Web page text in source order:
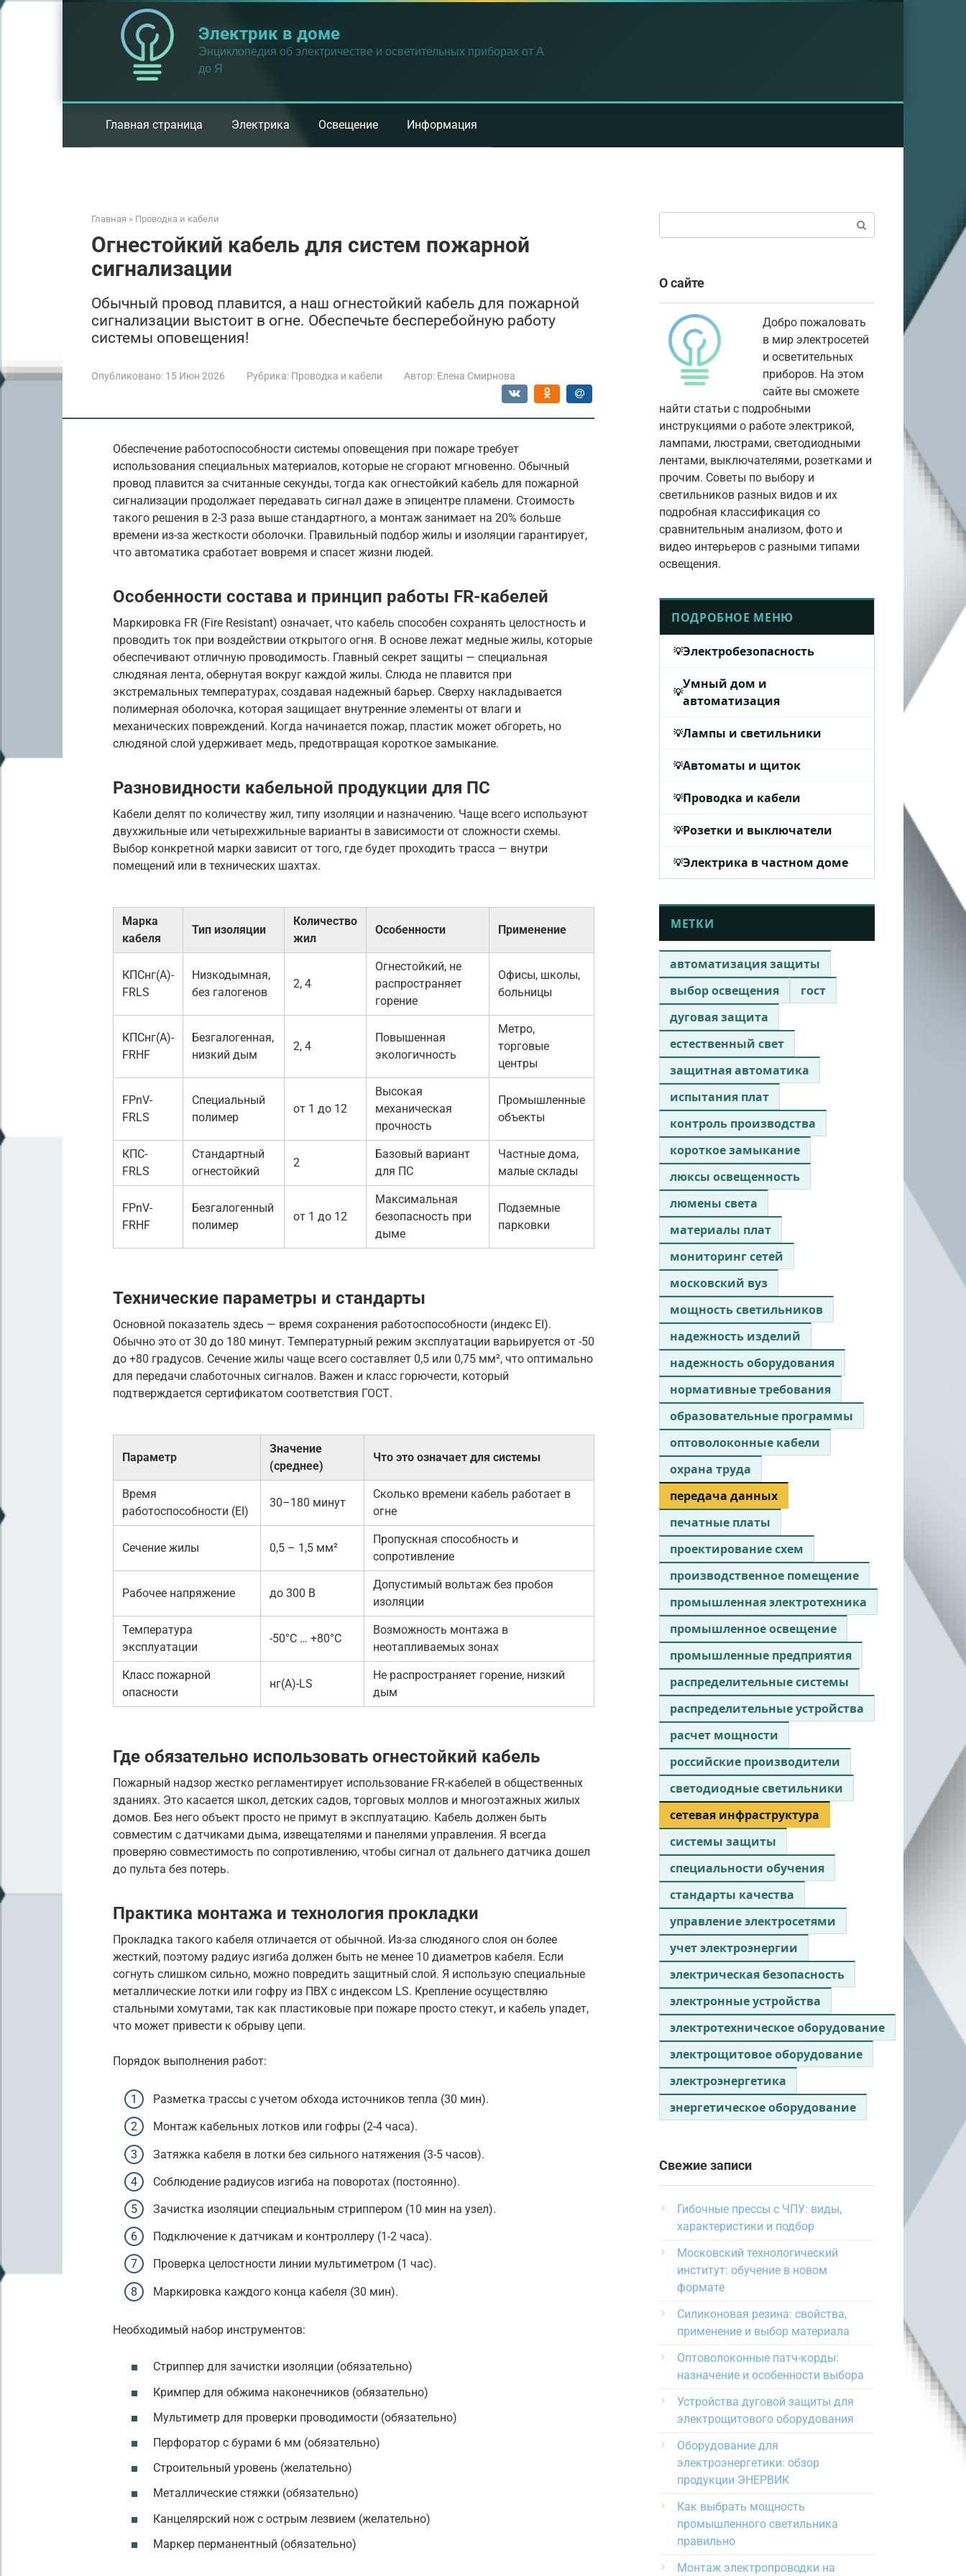
Перейти
Электрик в доме
Энциклопедия об электричестве и осветительных приборах от А
до Я
Главная страница Электрика Освещение Информация
Главная » Проводка и кабели
Огнестойкий кабель для систем пожарной
сигнализации
Обычный провод плавится, а наш огнестойкий кабель для пожарной
сигнализации выстоит в огне. Обеспечьте бесперебойную работу
системы оповещения!
Опубликовано: 15 Июн 2026 Рубрика: Проводка и кабели Автор: Елена Смирнова
Обеспечение работоспособности системы оповещения при пожаре требует
использования специальных материалов, которые не сгорают мгновенно. Обычный
провод плавится за считанные секунды, тогда как огнестойкий кабель для пожарной
сигнализации продолжает передавать сигнал даже в эпицентре пламени. Стоимость
такого решения в 2-3 раза выше стандартного, а монтаж занимает на 20% больше
времени из-за жесткости оболочки. Правильный подбор жилы и изоляции гарантирует,
что автоматика сработает вовремя и спасет жизни людей.
Особенности состава и принцип работы FR-кабелей
Маркировка FR (Fire Resistant) означает, что кабель способен сохранять целостность и
проводить ток при воздействии открытого огня. В основе лежат медные жилы, которые
обеспечивают отличную проводимость. Главный секрет защиты — специальная
слюдяная лента, обернутая вокруг каждой жилы. Слюда не плавится при
экстремальных температурах, создавая надежный барьер. Сверху накладывается
полимерная оболочка, которая защищает внутренние элементы от влаги и
механических повреждений. Когда начинается пожар, пластик может обгореть, но
слюдяной слой удерживает медь, предотвращая короткое замыкание.
Разновидности кабельной продукции для ПС
Кабели делят по количеству жил, типу изоляции и назначению. Чаще всего используют
двухжильные или четырехжильные варианты в зависимости от сложности схемы.
Выбор конкретной марки зависит от того, где будет проходить трасса — внутри
помещений или в технических шахтах.
Марка
кабеля
Тип изоляции
Количество
жил
Особенности Применение
КПСнг(А)-
FRLS
Низкодымная,
без галогенов
2, 4
Огнестойкий, не
распространяет
горение
Офисы, школы,
больницы
КПСнг(А)-
FRHF
Безгалогенная,
низкий дым
2, 4
Повышенная
экологичность
Метро,
торговые
центры
FPnV-
FRLS
Специальный
полимер
от 1 до 12
Высокая
механическая
прочность
Промышленные
объекты
КПС-
FRLS
Стандартный
огнестойкий
2
Базовый вариант
для ПС
Частные дома,
малые склады
FPnV-
FRHF
Безгалогенный
полимер
от 1 до 12
Максимальная
безопасность при
дыме
Подземные
парковки
Технические параметры и стандарты
Основной показатель здесь — время сохранения работоспособности (индекс EI).
Обычно это от 30 до 180 минут. Температурный режим эксплуатации варьируется от -50
до +80 градусов. Сечение жилы чаще всего составляет 0,5 или 0,75 мм², что оптимально
для передачи слаботочных сигналов. Важен и класс горючести, который
подтверждается сертификатом соответствия ГОСТ.
Параметр
Значение
(среднее)
Что это означает для системы
Время
работоспособности (EI)
30–180 минут
Сколько времени кабель работает в
огне
Сечение жилы 0,5 – 1,5 мм²
Пропускная способность и
сопротивление
Рабочее напряжение до 300 В
Допустимый вольтаж без пробоя
изоляции
Температура
эксплуатации
-50°C … +80°C
Возможность монтажа в
неотапливаемых зонах
Класс пожарной
опасности
нг(А)-LS
Не распространяет горение, низкий
дым
Где обязательно использовать огнестойкий кабель
Пожарный надзор жестко регламентирует использование FR-кабелей в общественных
зданиях. Это касается школ, детских садов, торговых моллов и многоэтажных жилых
домов. Без него объект просто не примут в эксплуатацию. Кабель должен быть
совместим с датчиками дыма, извещателями и панелями управления. Я всегда
проверяю совместимость по сопротивлению, чтобы сигнал от дальнего датчика дошел
до пульта без потерь.
Практика монтажа и технология прокладки
Прокладка такого кабеля отличается от обычной. Из-за слюдяного слоя он более
жесткий, поэтому радиус изгиба должен быть не менее 10 диаметров кабеля. Если
согнуть слишком сильно, можно повредить защитный слой. Я использую специальные
металлические лотки или гофру из ПВХ с индексом LS. Крепление осуществляю
стальными хомутами, так как пластиковые при пожаре просто стекут, и кабель упадет,
что может привести к обрыву цепи.
Порядок выполнения работ:
Разметка трассы с учетом обхода источников тепла (30 мин).
Монтаж кабельных лотков или гофры (2-4 часа).
Затяжка кабеля в лотки без сильного натяжения (3-5 часов).
Соблюдение радиусов изгиба на поворотах (постоянно).
Зачистка изоляции специальным стриппером (10 мин на узел).
Подключение к датчикам и контроллеру (1-2 часа).
Проверка целостности линии мультиметром (1 час).
Маркировка каждого конца кабеля (30 мин).
Необходимый набор инструментов:
Стриппер для зачистки изоляции (обязательно)
Кримпер для обжима наконечников (обязательно)
Мультиметр для проверки проводимости (обязательно)
Перфоратор с бурами 6 мм (обязательно)
Строительный уровень (желательно)
Металлические стяжки (обязательно)
Канцелярский нож с острым лезвием (желательно)
Маркер перманентный (обязательно)
О сайте
Добро пожаловать
в мир электросетей
и осветительных
приборов. На этом
сайте вы сможете
найти статьи с подробными
инструкциями о работе электрикой,
лампами, люстрами, светодиодными
лентами, выключателями, розетками и
прочим. Советы по выбору и
светильников разных видов и их
подробная классификация со
сравнительным анализом, фото и
видео интерьеров с разными типами
освещения.
ПОДРОБНОЕ МЕНЮ
Электробезопасность
Умный дом и
автоматизация
Лампы и светильники
Автоматы и щиток
Проводка и кабели
Розетки и выключатели
Электрика в частном доме
МЕТКИ
автоматизация защиты
выбор освещения
гост
дуговая защита
естественный свет
защитная автоматика
испытания плат
контроль производства
короткое замыкание
люксы освещенность
люмены света
материалы плат
мониторинг сетей
московский вуз
мощность светильников
надежность изделий
надежность оборудования
нормативные требования
образовательные программы
оптоволоконные кабели
охрана труда
передача данных
печатные платы
проектирование схем
производственное помещение
промышленная электротехника
промышленное освещение
промышленные предприятия
распределительные системы
распределительные устройства
расчет мощности
российские производители
светодиодные светильники
сетевая инфраструктура
системы защиты
специальности обучения
стандарты качества
управление электросетями
учет электроэнергии
электрическая безопасность
электронные устройства
электротехническое оборудование
электрощитовое оборудование
электроэнергетика
энергетическое оборудование
Свежие записи
Гибочные прессы с ЧПУ: виды,
характеристики и подбор
Московский технологический
институт: обучение в новом
формате
Силиконовая резина: свойства,
применение и выбор материала
Оптоволоконные патч-корды:
назначение и особенности выбора
Устройства дуговой защиты для
электрощитового оборудования
Оборудование для
электроэнергетики: обзор
продукции ЭНЕРВИК
Как выбрать мощность
промышленного светильника
правильно
Монтаж электропроводки на